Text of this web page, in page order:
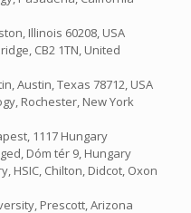
Illinois 60208, USA
CB2 1TN, United
Austin, Texas 78712, USA
Rochester, New York
1117 Hungary
Dóm tér 9, Hungary
HSIC, Chilton, Didcot, Oxon
Prescott, Arizona